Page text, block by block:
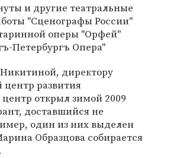
и другие театральные
"Сценографы России"
оперы "Орфей"
Петербургъ Опера"
директору
развития
открыл зимой 2009
доставшийся не
один из них выделен
Образцова собирается